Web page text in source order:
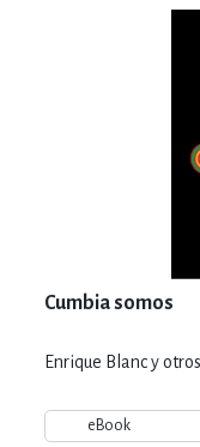
Cumbia somos
Enrique Blanc y otros
eBook